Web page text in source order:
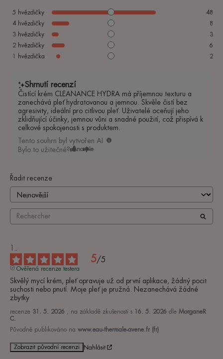
5 hvězdičky
48
4 hvězdičky
8
3 hvězdičky
3
2 hvězdičky
6
1
hvězdička 2
Shrnutí recenzí
Čistící krém CLEANANCE HYDRA má příjemnou texturu a
zanechává pleť hydratovanou a jemnou. Skvěle čistí bez
agresivity, ideální pro citlivou pleť. Uživatelé oceňují jeho
zklidňující účinky, jemnou vůni a snadné použití, což přispívá k
celkové spokojenosti s produktem.
Tento souhrn byl vytvořen AI
Bylo to užitečné? Ano Ne
Řadit recenze
5/5
Ověřená recenze testera
Skvělý mycí krém, pleť opravuje už od první aplikace, žádný pocit
suchosti nebo pnutí. Moje pleť je pružná. Nezanechává žádné
zbytky
recenze 31. 5. 2026 , na základě zkušenosti s 16. 5. 2026 dle MorganeR
C.
Původně publikováno na www.eau-thermale-avene.fr (fr)
Zobrazit původní recenzi Nahlásit